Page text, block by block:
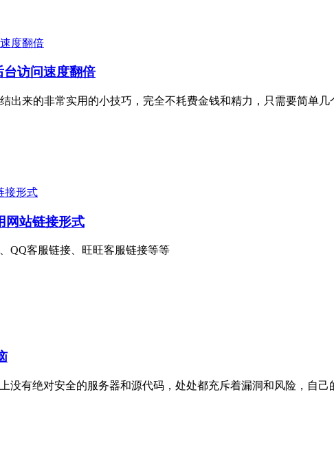
台访问速度翻倍
出来的非常实用的小技巧，完全不耗费金钱和精力，只需要简单
网站链接形式
QQ客服链接、旺旺客服链接等等
没有绝对安全的服务器和源代码，处处都充斥着漏洞和风险，自